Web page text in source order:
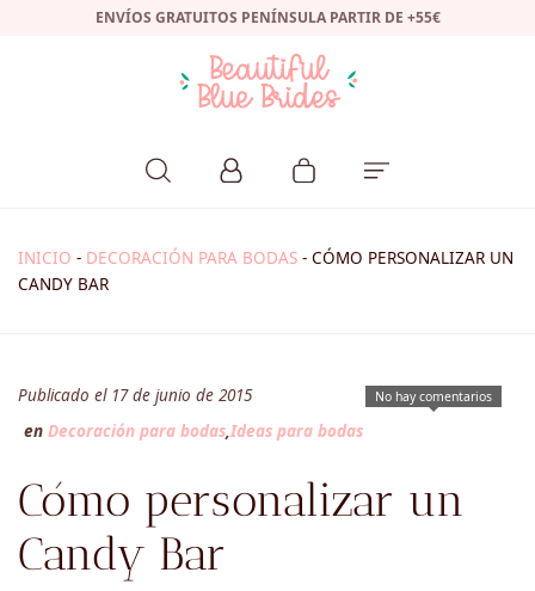
ENVÍOS GRATUITOS PENÍNSULA PARTIR DE +55€
INICIO - DECORACIÓN PARA BODAS - CÓMO PERSONALIZAR UN
CANDY BAR
No hay comentarios
Publicado el 17 de junio de 2015
en Decoración para bodas,Ideas para bodas
Cómo personalizar un
Candy Bar